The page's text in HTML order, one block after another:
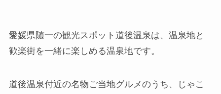
愛媛県随一の観光スポット道後温泉は、温泉地と
歓楽街を一緒に楽しめる温泉地です。
道後温泉付近の名物ご当地グルメのうち、じゃこ